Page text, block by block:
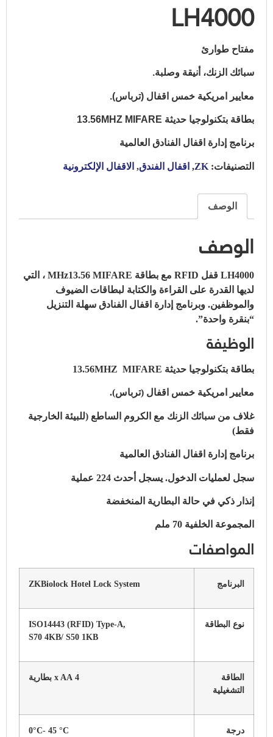
LH4000
مفتاح طوارئ
سبائك الزنك، أنيقة وصلبة.
معايير امريكية خمس اقفال (ترباس).
بطاقة بتكنولوجيا حديثة 13.56MHZ MIFARE
برنامج إدارة اقفال الفنادق العالمية
التصنيفات: ZK
, اقفال الفندق, الاقفال الإلكترونية
الوصف
الوصف
LH4000 قفل RFID مع بطاقة MHz13.56 MIFARE ، التي
لديها القدرة على القراءة والكتابة لبطاقات الضيوف
والموظفين. وبرنامج إدارة اقفال الفنادق سهلة التنزيل
“بنقرة واحدة”.
الوظيفة
بطاقة بتكنولوجيا حديثة 13.56MHZ MIFARE
معايير امريكية خمس اقفال (ترباس).
غلاف من سبائك الزنك مع الكروم الساطع (للبيئة الخارجية
فقط)
برنامج إدارة اقفال الفنادق العالمية
سجل لعمليات الدخول. يسجل أحدث 224 عملية
إنذار ذكي في حالة البطارية المنخفضة
المجموعة الخلفية 70 ملم
المواصفات
البرنامج ZKBiolock Hotel Lock System
نوع البطاقة
ISO14443 (RFID) Type-A,
S70 4KB/ S50 1KB
الطاقة
التشغيلية
4 x AA بطارية
درجة
0°C- 45 °C